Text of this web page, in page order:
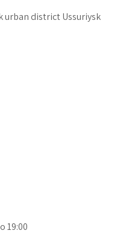
urban district Ussuriysk
19:00